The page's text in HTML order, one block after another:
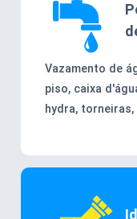
Vazamento de
piso, caixa
hydra, torneiras,